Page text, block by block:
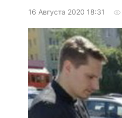
16 Августа 2020 18:31